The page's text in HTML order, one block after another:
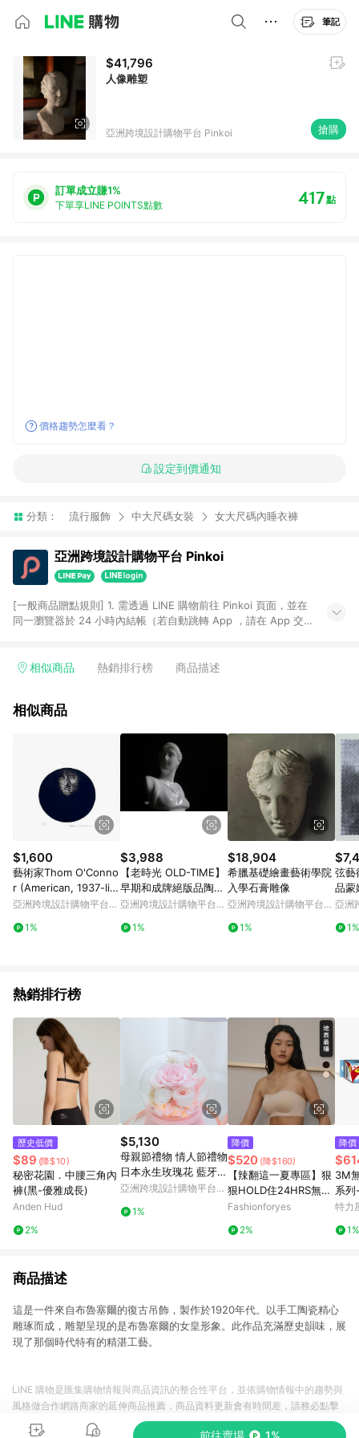
筆記
$41,796
人像雕塑
亞洲跨境設計購物平台 Pinkoi 搶購
訂單成立賺1%
下單享LINE POINTS點數 417點
價格趨勢怎麼看？
設定到價通知
分類： 流行服飾 中大尺碼女裝 女大尺碼內睡衣褲
亞洲跨境設計購物平台 Pinkoi
[一般商品贈點規則] 1. 需透過 LINE 購物前往 Pinkoi 頁面，並在
同一瀏覽器於 24 小時內結帳（若自動跳轉 App ，請在 App 交
回饋訂單不得享有 Pinkoi 站方優惠，例如首購優惠，P coins，
行為，不具贈點資格，部分退款不在此限。 6. APP 請更新至
貨後 45 天後發送。 8. 群眾募資商品，禮物卡，開館保證金，補
運費，攤位費等不具贈點資格。 9. LINE 購物站上之商品規格、
顏色、價位、贈品如與 Pinkoi 商品資訊頁及購物車不符，以
Pinkoi 購物商品資訊頁及購物車標示為準。 10. 點數紅包使用規
則請以點數紅包活動說明為準。 11. 若於 LINE 購物前往 Pinkoi
頁面後才首次下載 Pinkoi APP 並完成訂單，不符合導購資格；承
上，首次下載 Pinkoi APP 後，需透過 LINE 購物前往 Pinkoi 頁
面，方享導購資格。
相似商品 熱銷排行榜 商品描述
相似商品
$1,600
藝術家Thom O'Conno
r (American, 1937-livi
ng) - 簽名版畫
亞洲跨境設計購物平台
1%
$3,988
【老時光 OLD-TIME】
早期和成牌絕版品陶瓷
維納斯
亞洲跨境設計購物平台
1%
$18,904
希臘基礎繪畫藝術學院
入學石膏雕像
亞洲跨境設計購物平台
1%
弦藝
品蒙
裝飾
亞洲
1%
熱銷排行榜
歷史低價
$89 (降$10)
秘密花園．中腰三角內
褲(黑-優雅成長)
Anden Hud
2%
$5,130
母親節禮物 情人節禮物
日本永生玫瑰花 藍牙音
箱
亞洲跨境設計購物平台
1%
降價
$520 (降$160)
【辣翻這一夏專區】狠
狠HOLD住24HRS無感
平口內衣(日不落款)
Fashionforyes
2%
降價
3M
系
特力
1%
商品描述
這是一件來自布魯塞爾的復古吊飾，製作於1920年代。以手工陶瓷精心
雕琢而成，雕塑呈現的是布魯塞爾的女皇形象。此作品充滿歷史韻味，展
現了那個時代特有的精湛工藝。
前往賣場 1%
LINE 購物是匯集購物情報與商品資訊的整合性平台，並依購物情報中的趨勢與
風格做合作網路商家的延伸商品推薦，商品資料更新會有時間差，請務必點擊
商品至各合作網路商家，確認現售價與購物條件，一切資訊以合作廠商網頁為